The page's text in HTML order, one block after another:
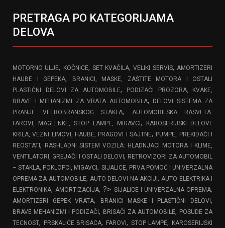
PRETRAGA PO KATEGORIJAMA
DELOVA
MOTORNO ULJE, KOČNICE, SET KVAČILA,VELIKI SERVIS,AMORTIZERI
HAUBE I GEPEKA,
BRANICI, MASKE, ZAŠTITE MOTORA I OSTALI
PLASTIČNI DELOVI ZA AUTOMOBILE,
PODIZAČI PROZORA, KVAKE,
BRAVE I MEHANIZMI ZA VRATA AUTOMOBILA,
DELOVI SISTEMA ZA
PRANJE VETROBRANSKOG STAKLA,
AUTOMOBILSKA RASVETA:
FAROVI, MAGLENKE, STOP LAMPE, MIGAVCI,
KAROSERIJSKI DELOVI:
KRILA, VEZNI LIMOVI, HAUBE, PRAGOVI I SAJTNE, PUMPE, PREKIDAČI I
REOSTATI, RASHLADNI SISTEM VOZILA: HLADNJACI MOTORA I KLIME,
VENTILATORI, GREJAČI I OSTALI DELOVI, RETROVIZORI ZA AUTOMOBIL
– STAKLA, POKLOPCI, MIGAVCI, SIJALICE, PRVA POMOĆ I UNIVERZALNA
OPREMA ZA AUTOMOBILE,AUTO DELOVI NA AKCIJI,AUTO ELEKTRIKA I
ELEKTRONIKA,AMORTIZACIJA, ?> SIJALICE I UNIVERZALNA OPREMA,
AMORTIZERI GEPEK VRATA, BRANICI MASKE I PLASTIČNI DELOVI,
BRAVE MEHANIZMI I PODIZAČI, BRISAČI ZA AUTOMOBILE, POSUDE ZA
TECNOST, PRSKALICE BRISACA, FAROVI, STOP LAMPE, KAROSERIJSKI